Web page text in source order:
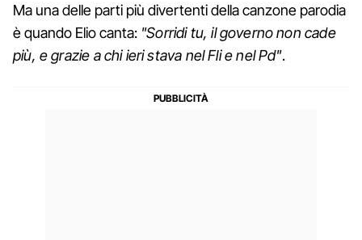
Ma una delle parti più divertenti della canzone parodia
è quando Elio canta: "Sorridi tu, il governo non cade
più, e grazie a chi ieri stava nel Fli e nel Pd".